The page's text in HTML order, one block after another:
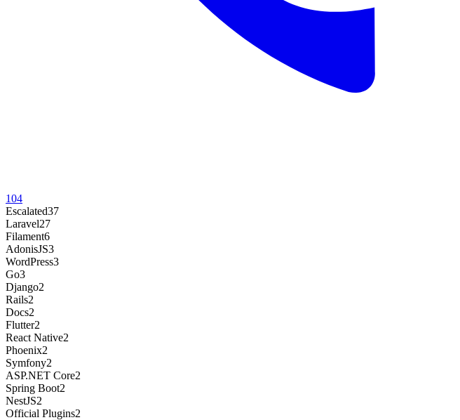
104
Escalated37
Laravel27
Filament6
AdonisJS3
WordPress3
Go3
Django2
Rails2
Docs2
Flutter2
React Native2
Phoenix2
Symfony2
ASP.NET Core2
Spring Boot2
NestJS2
Official Plugins2